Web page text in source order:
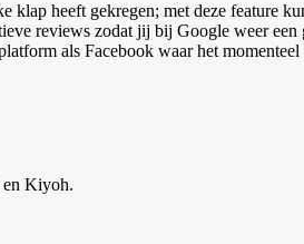
heeft gekregen; met deze feature
reviews zodat jij bij Google weer een
als Facebook waar het
en Kiyoh.